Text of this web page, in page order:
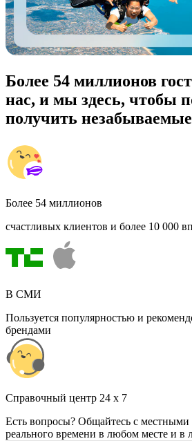
Более 54 миллионов
нас, и мы здесь, чтобы
получить
Более 54 миллионов
счастливых клиентов и более 10 000
В СМИ
Пользуется популярностью и
брендами
Cправочный центр 24 x 7
Есть вопросы? Общайтесь с
реального времени в любом месте и в